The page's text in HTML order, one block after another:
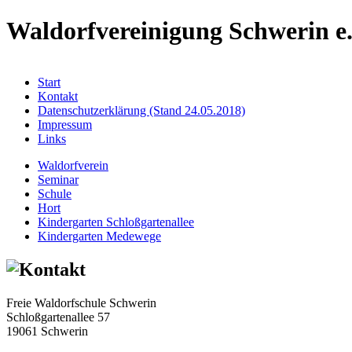
Waldorfvereinigung Schwerin
Start
Kontakt
Datenschutzerklärung (Stand 24.05.2018)
Impressum
Links
Waldorfverein
Seminar
Schule
Hort
Kindergarten Schloßgartenallee
Kindergarten Medewege
Freie Waldorfschule Schwerin
Schloßgartenallee 57
19061 Schwerin